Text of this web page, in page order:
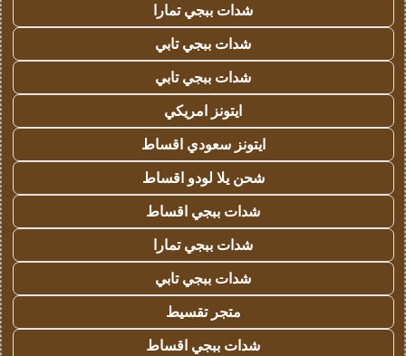
شدات ببجي تمارا
شدات ببجي تابي
شدات ببجي تابي
ايتونز امريكي
ايتونز سعودي اقساط
شحن يلا لودو اقساط
شدات ببجي اقساط
شدات ببجي تمارا
شدات ببجي تابي
متجر تقسيط
شدات ببجي اقساط